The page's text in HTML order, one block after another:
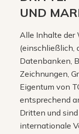
UND
Alle Inhalte der
(einschließlich,
Datenbanken,
Zeichnungen,
Eigentum von
entsprechend
Dritten und
internationale